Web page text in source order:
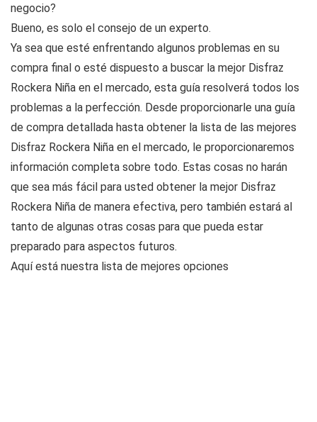
negocio?
Bueno, es solo el consejo de un experto.
Ya sea que esté enfrentando algunos problemas en su
compra final o esté dispuesto a buscar la mejor Disfraz
Rockera Niña en el mercado, esta guía resolverá todos los
problemas a la perfección. Desde proporcionarle una guía
de compra detallada hasta obtener la lista de las mejores
Disfraz Rockera Niña en el mercado, le proporcionaremos
información completa sobre todo. Estas cosas no harán
que sea más fácil para usted obtener la mejor Disfraz
Rockera Niña de manera efectiva, pero también estará al
tanto de algunas otras cosas para que pueda estar
preparado para aspectos futuros.
Aquí está nuestra lista de mejores opciones